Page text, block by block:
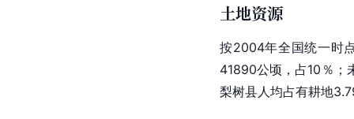
下水资源可采量2.43亿
不足。
梨树县地下水资源量按
苏太河流域区1002.99